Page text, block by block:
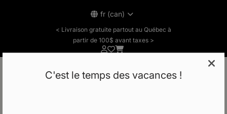
C'est le temps des vacances !
fr (can)
< Livraison gratuite partout au Québec à
partir de 100$ avant taxes >